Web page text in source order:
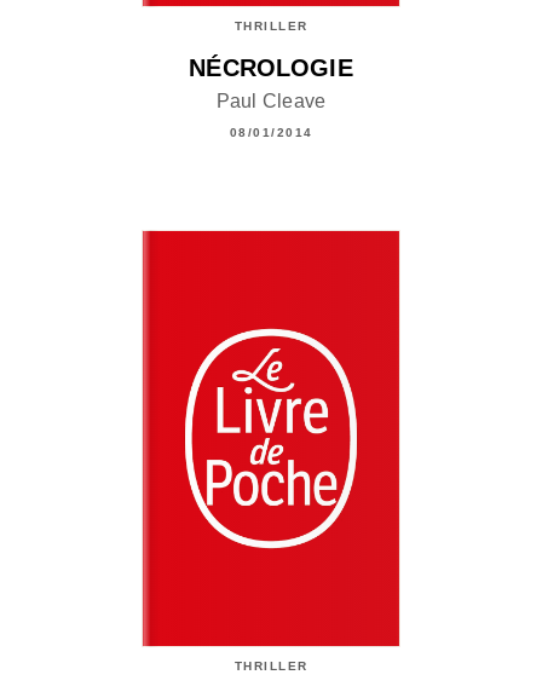
THRILLER
NÉCROLOGIE
Paul Cleave
08/01/2014
THRILLER